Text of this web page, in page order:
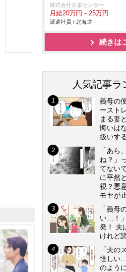
株式会社京栄センター
月給20万円～25万円
派遣社員 / 北海道
続きは
人気記事ラ
義母の
ースト
まる妻
悔いは
扱いす
「あら
ね？」
てない
に平然
視？悪
モヤが
「義母
い…！
発！ 夫
けれど
「夫の
怪しい
のよう